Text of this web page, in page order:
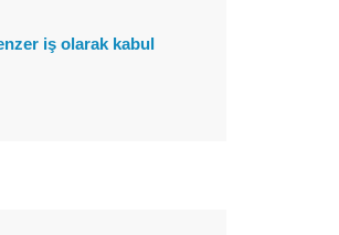
iş olarak kabul